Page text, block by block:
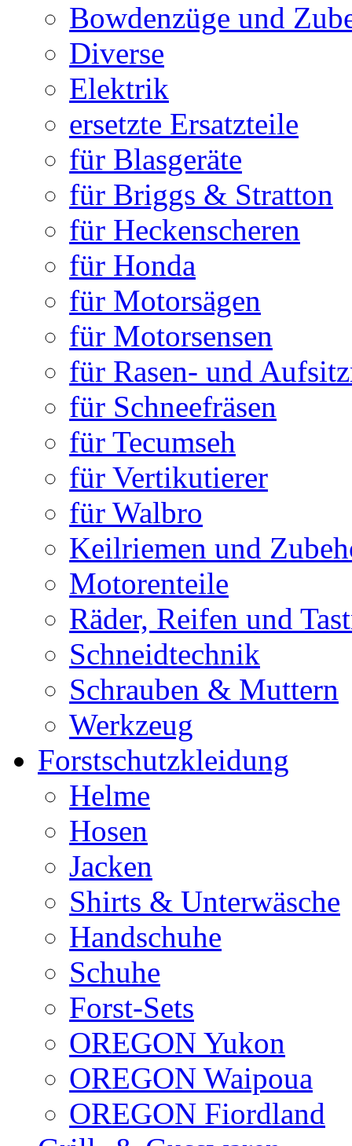
Bowdenzüge und
Diverse
Elektrik
ersetzte Ersatzteile
für Blasgeräte
für Briggs & Stratton
für Heckenscheren
für Honda
für Motorsägen
für Motorsensen
für Rasen- und
für Schneefräsen
für Tecumseh
für Vertikutierer
für Walbro
Keilriemen und
Motorenteile
Räder, Reifen und
Schneidtechnik
Schrauben & Muttern
Werkzeug
Forstschutzkleidung
Helme
Hosen
Jacken
Shirts & Unterwäsche
Handschuhe
Schuhe
Forst-Sets
OREGON Yukon
OREGON Waipoua
OREGON Fiordland